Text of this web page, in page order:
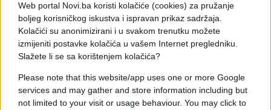
Web portal Novi.ba koristi kolačiće (cookies) za pružanje
boljeg korisničkog iskustva i ispravan prikaz sadržaja.
Kolačići su anonimizirani i u svakom trenutku možete
izmijeniti postavke kolačića u vašem Internet pregledniku.
Slažete li se sa korištenjem kolačića?
Please note that this website/app uses one or more Google
services and may gather and store information including but
not limited to your visit or usage behaviour. You may click to
Mnoge majke griješe: Prvo crveno jaje nikako ne
dajte djetetu, evo zašto
Saznaj više